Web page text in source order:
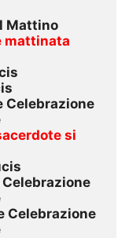
Mattino
mattinata
Celebrazione
si
Celebrazione
Celebrazione